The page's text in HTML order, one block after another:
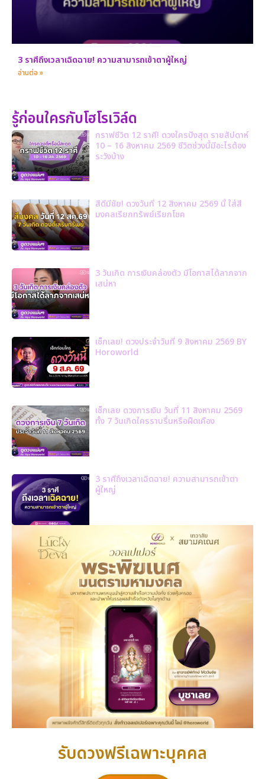
3 ราศีถึงเวลาเฉิดฉาย! ความสามารถเข้าตาผู้ใหญ่
อ่านต่อ »
รู้ก่อนใครกับโฮโรเวิล์ด
กราฟชีวิต 12 ราศี! ดวงใครปังสุด รายสัปดาห์
10 – 16 สิงหาคม 2569 ชีวิตช่วงนี้มีอะไรต้อง
ระวังบ้าง
สีดีมีชัย! ดวงวันที่ 12 สิงหาคม 2569 นี้ ใส่สี
มงคลเรียกทรัพย์เรียกโชค
3 วันเกิด การเงินคล่องตัว มีโอกาสได้ลาภจาก
เสน่หา
เช็กเลย! ดวงประจำวันที่ 9 สิงหาคม 2569 BY
Horoworld
เช็กเลย ดวงการเงิน วันที่ 11 สิงหาคม 2569
ทั้ง 7 วันเกิดใครราบรื่นหรือฝืดเคือง
3 ราศีถึงเวลาเฉิดฉาย! ความสามารถเข้าตา
ผู้ใหญ่
รับดวงฟรีเฉพาะบุคคล